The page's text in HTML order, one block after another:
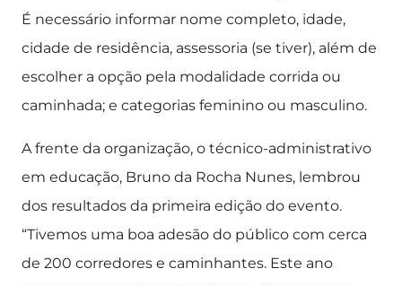
É necessário informar nome completo, idade,
cidade de residência, assessoria (se tiver), além de
escolher a opção pela modalidade corrida ou
caminhada; e categorias feminino ou masculino.
A frente da organização, o técnico-administrativo
em educação, Bruno da Rocha Nunes, lembrou
dos resultados da primeira edição do evento.
“Tivemos uma boa adesão do público com cerca
de 200 corredores e caminhantes. Este ano